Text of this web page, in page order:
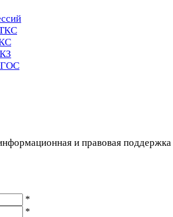
и правовая поддержка
*
*